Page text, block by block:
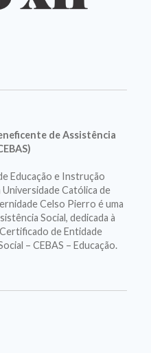
de Assistência
Educação e Instrução
Católica de
Celso Pierro é uma
Social, dedicada à
de Entidade
– CEBAS – Educação.